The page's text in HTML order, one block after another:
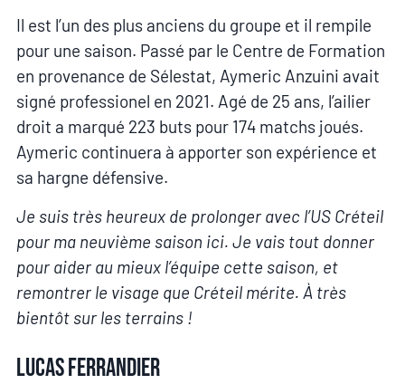
Il est l’un des plus anciens du groupe et il rempile
pour une saison. Passé par le Centre de Formation
en provenance de Sélestat, Aymeric Anzuini avait
signé professionel en 2021. Agé de 25 ans, l’ailier
droit a marqué 223 buts pour 174 matchs joués.
Aymeric continuera à apporter son expérience et
sa hargne défensive.
Je suis très heureux de prolonger avec l’US Créteil
pour ma neuvième saison ici. Je vais tout donner
pour aider au mieux l’équipe cette saison, et
remontrer le visage que Créteil mérite. À très
bientôt sur les terrains !
Lucas Ferrandier